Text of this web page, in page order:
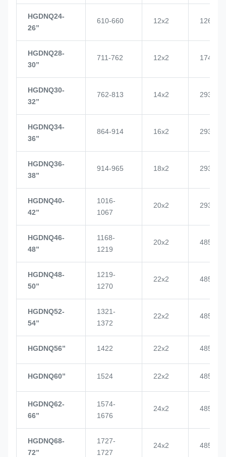
HGDNQ24-
26’’
610-660 12x2 1268
HGDNQ28-
30’’
711-762 12x2 1748
HGDNQ30-
32’’
762-813 14x2 2937
HGDNQ34-
36’’
864-914 16x2 2937
HGDNQ36-
38’’
914-965 18x2 2937
HGDNQ40-
42’’
1016-
1067
20x2 2937
HGDNQ46-
48’’
1168-
1219
20x2 4855
HGDNQ48-
50’’
1219-
1270
22x2 4855
HGDNQ52-
54’’
1321-
1372
22x2 4855
HGDNQ56’’ 1422 22x2 4855
HGDNQ60’’ 1524 22x2 4855
HGDNQ62-
66’’
1574-
1676
24x2 4855
HGDNQ68-
72’’
1727-
1727
24x2 4855